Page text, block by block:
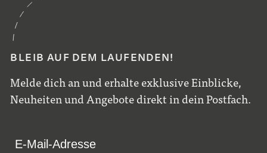
BLEIB AUF DEM LAUFENDEN!
Melde dich an und erhalte exklusive Einblicke,
Neuheiten und Angebote direkt in dein Postfach.